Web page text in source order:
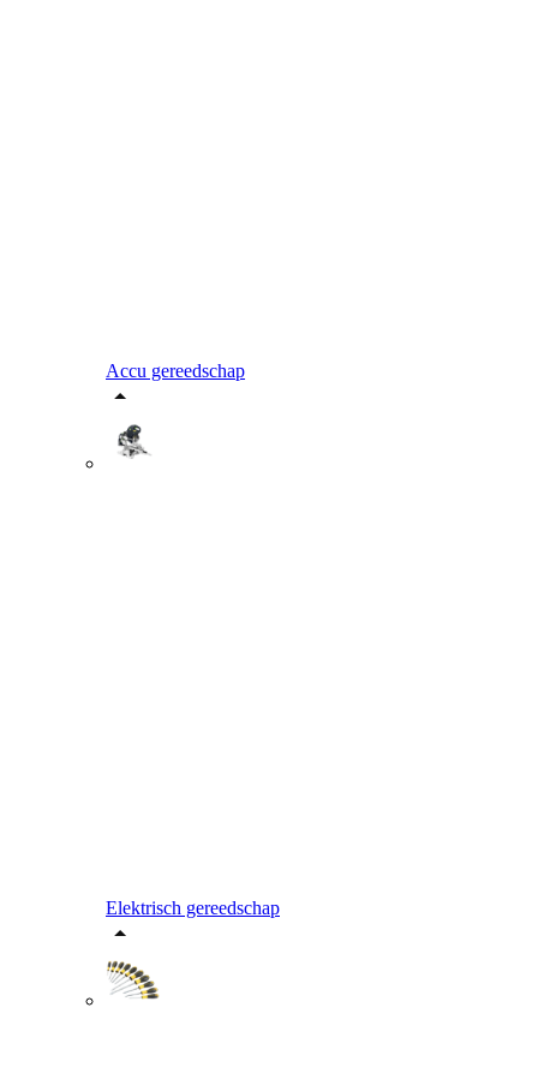
Accu gereedschap
Elektrisch gereedschap